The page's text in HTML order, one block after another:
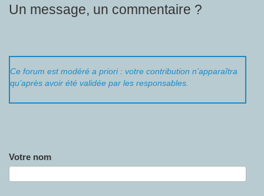
Un message, un commentaire ?
Ce forum est modéré a priori : votre contribution n’apparaîtra
qu’après avoir été validée par les responsables.
Votre nom